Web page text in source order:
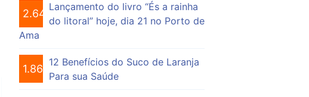
2.646
Lançamento do livro “És a rainha
do litoral” hoje, dia 21 no Porto de
Ama
1.863
12 Benefícios do Suco de Laranja
Para sua Saúde